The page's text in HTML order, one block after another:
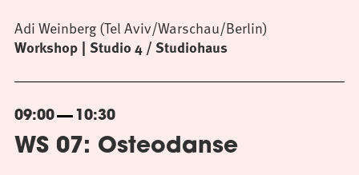
Workshop Studio 4 / Studiohaus
Adi Weinberg (Tel Aviv/Warschau/Berlin)
09:00 10:30
WS 07: Osteodanse